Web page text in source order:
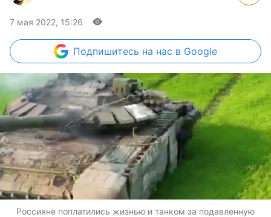
7 мая 2022, 15:26
Подпишитесь на нас в Google
Россияне поплатились жизнью и танком за подавленную